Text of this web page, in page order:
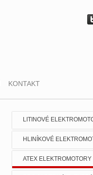
KONTAKT
LITINOVÉ
HLINÍKOVÉ
ATEX ELEKTROMOTORY